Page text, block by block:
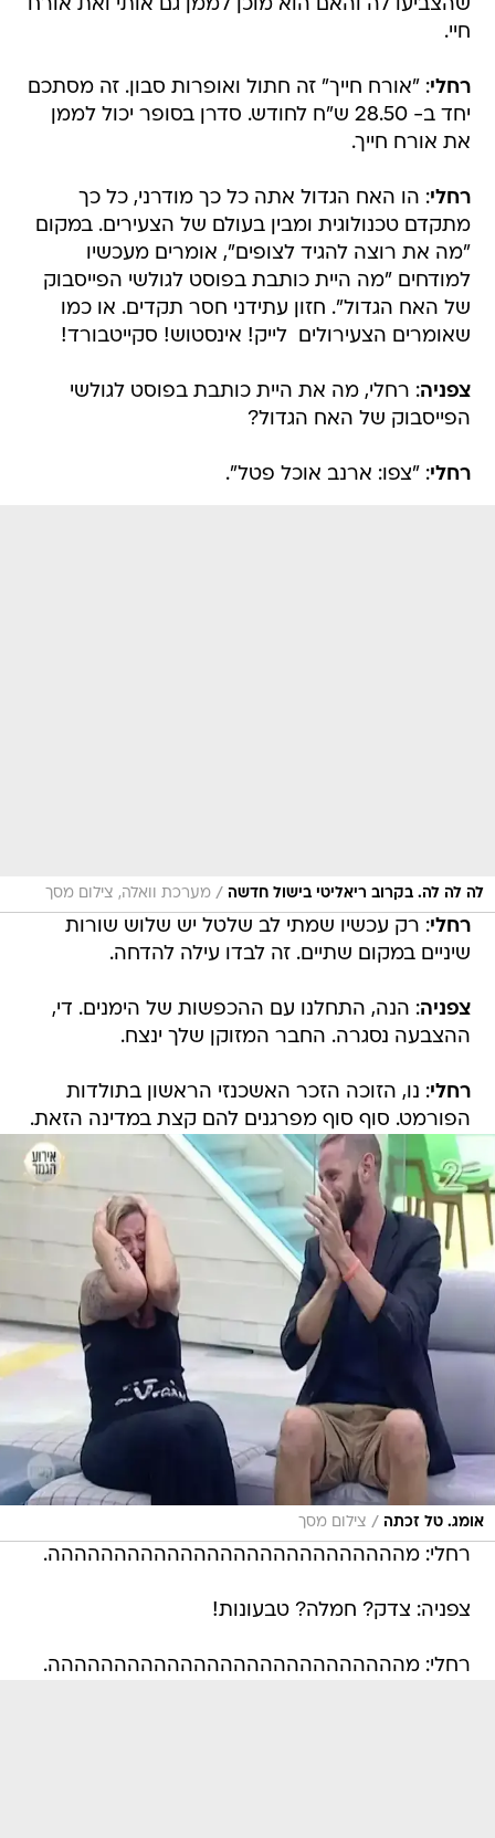
שהצביעו לה והאם הוא מוכן לממן גם אותי ואת אורח
חיי.
רחלי: "אורח חייך" זה חתול ואופרות סבון. זה מסתכם
יחד ב- 28.50 ש"ח לחודש. סדרן בסופר יכול לממן
את אורח חייך.
רחלי: הו האח הגדול אתה כל כך מודרני, כל כך
מתקדם טכנולוגית ומבין בעולם של הצעירים. במקום
"מה את רוצה להגיד לצופים", אומרים מעכשיו
למודחים "מה היית כותבת בפוסט לגולשי הפייסבוק
של האח הגדול". חזון עתידני חסר תקדים. או כמו
שאומרים הצעירולים  לייק! אינסטוש! סקייטבורד!
צפניה: רחלי, מה את היית כותבת בפוסט לגולשי
הפייסבוק של האח הגדול?
רחלי: "צפו: ארנב אוכל פטל".
לה לה לה. בקרוב ריאליטי בישול חדשה / מערכת וואלה, צילום מסך
רחלי: רק עכשיו שמתי לב שלטל יש שלוש שורות
שיניים במקום שתיים. זה לבדו עילה להדחה.
צפניה: הנה, התחלנו עם ההכפשות של הימנים. די,
ההצבעה נסגרה. החבר המזוקן שלך ינצח.
רחלי: נו, הזוכה הזכר האשכנזי הראשון בתולדות
הפורמט. סוף סוף מפרגנים להם קצת במדינה הזאת.
אומג. טל זכתה / צילום מסך
רחלי: מההההההההההההההההההההההההההה.
צפניה: צדק? חמלה? טבעונות!
רחלי: מההההההההההההההההההההההההההה.